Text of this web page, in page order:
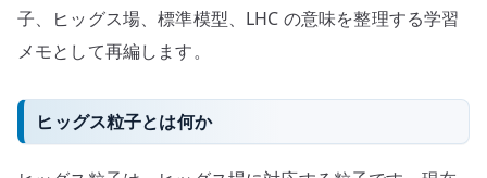
子、ヒッグス場、標準模型、LHC の意味を整理する学習
メモとして再編します。
ヒッグス粒子とは何か